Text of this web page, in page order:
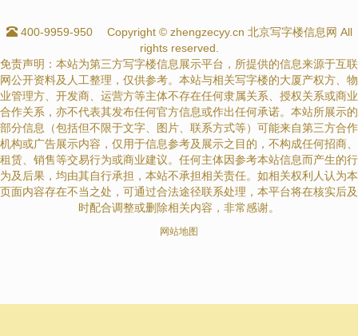
400-9959-950
Copyright © zhengzecyy.cn 北京写字楼信息网 All
rights reserved.
免责声明：本站为第三方写字楼信息展示平台，所提供的信息来源于互联
网公开资料及人工整理，仅供参考。本站与相关写字楼的大厦产权方、物
业管理方、开发商、运营方等主体不存在任何隶属关系、授权关系或商业
合作关系，亦不代表其发布任何官方信息或作出任何承诺。本站所展示的
部分信息（包括但不限于文字、图片、联系方式等）可能来自第三方合作
机构或广告展示内容，仅用于信息参考及展示之目的，不构成任何招商、
租赁、销售等交易行为或商业建议。任何主体因参考本站信息而产生的行
为及后果，均由其自行承担，本站不承担相关责任。如相关权利人认为本
页面内容存在不当之处，可通过合法途径联系处理，本平台将在核实后及
时配合调整或删除相关内容，非常感谢。
网站地图